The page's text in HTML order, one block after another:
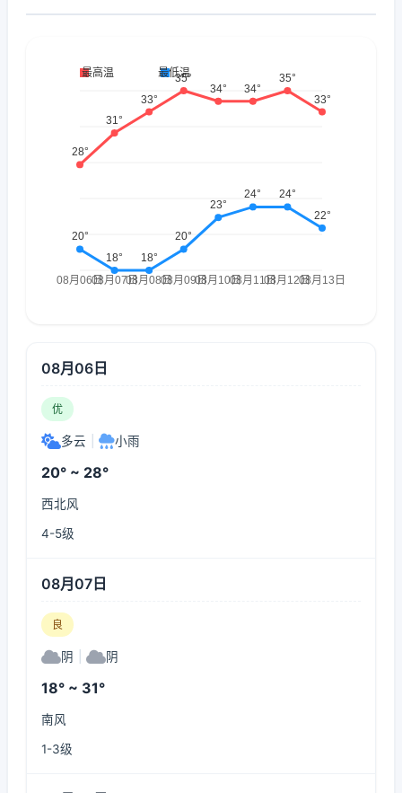
08月06日
优
多云 小雨
20° ~ 28°
西北风
4-5级
08月07日
良
阴 阴
18° ~ 31°
南风
1-3级